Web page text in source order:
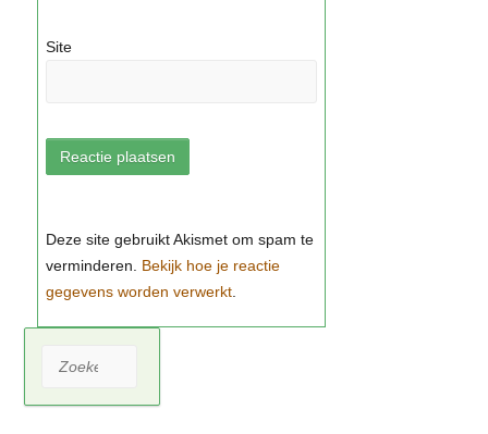
Site
Bekijk hoe je reactie
gegevens worden verwerkt
Zoeken